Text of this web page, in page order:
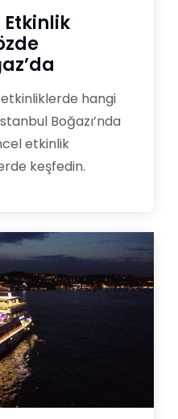
etkinliklerde hangi
Boğazı’nda
etkinlik
keşfedin.